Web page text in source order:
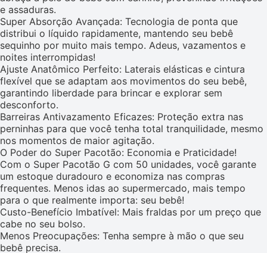
e assaduras.
Super Absorção Avançada: Tecnologia de ponta que
distribui o líquido rapidamente, mantendo seu bebê
sequinho por muito mais tempo. Adeus, vazamentos e
noites interrompidas!
Ajuste Anatômico Perfeito: Laterais elásticas e cintura
flexível que se adaptam aos movimentos do seu bebê,
garantindo liberdade para brincar e explorar sem
desconforto.
Barreiras Antivazamento Eficazes: Proteção extra nas
perninhas para que você tenha total tranquilidade, mesmo
nos momentos de maior agitação.
O Poder do Super Pacotão: Economia e Praticidade!
Com o Super Pacotão G com 50 unidades, você garante
um estoque duradouro e economiza nas compras
frequentes. Menos idas ao supermercado, mais tempo
para o que realmente importa: seu bebê!
Custo-Benefício Imbatível: Mais fraldas por um preço que
cabe no seu bolso.
Menos Preocupações: Tenha sempre à mão o que seu
bebê precisa.